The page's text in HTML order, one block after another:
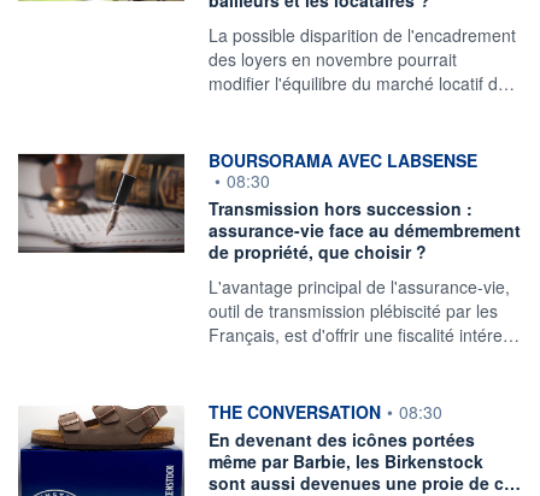
La possible disparition de l'encadrement
des loyers en novembre pourrait
modifier l'équilibre du marché locatif d…
information fournie par
BOURSORAMA AVEC LABSENSE
• 08:30
Transmission hors succession :
assurance-vie face au démembrement
de propriété, que choisir ?
L'avantage principal de l'assurance-vie,
outil de transmission plébiscité par les
Français, est d'offrir une fiscalité intére…
information fournie par
THE CONVERSATION • 08:30
En devenant des icônes portées
même par Barbie, les Birkenstock
sont aussi devenues une proie de c…